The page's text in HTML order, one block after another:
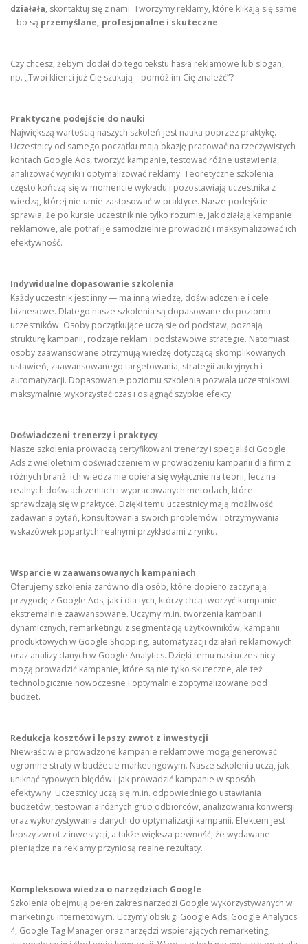
działała, skontaktuj się z nami. Tworzymy reklamy, które klikają się same
– bo są przemyślane, profesjonalne i skuteczne.
Czy chcesz, żebym dodał do tego tekstu hasła reklamowe lub slogan,
np. „Twoi klienci już Cię szukają – pomóż im Cię znaleźć”?
Praktyczne podejście do nauki
Największą wartością naszych szkoleń jest nauka poprzez praktykę.
Uczestnicy od samego początku mają okazję pracować na rzeczywistych
kontach Google Ads, tworzyć kampanie, testować różne ustawienia,
analizować wyniki i optymalizować reklamy. Teoretyczne szkolenia
często kończą się w momencie wykładu i pozostawiają uczestnika z
wiedzą, której nie umie zastosować w praktyce. Nasze podejście
sprawia, że po kursie uczestnik nie tylko rozumie, jak działają kampanie
reklamowe, ale potrafi je samodzielnie prowadzić i maksymalizować ich
efektywność.
Indywidualne dopasowanie szkolenia
Każdy uczestnik jest inny — ma inną wiedzę, doświadczenie i cele
biznesowe. Dlatego nasze szkolenia są dopasowane do poziomu
uczestników. Osoby początkujące uczą się od podstaw, poznają
strukturę kampanii, rodzaje reklam i podstawowe strategie. Natomiast
osoby zaawansowane otrzymują wiedzę dotyczącą skomplikowanych
ustawień, zaawansowanego targetowania, strategii aukcyjnych i
automatyzacji. Dopasowanie poziomu szkolenia pozwala uczestnikowi
maksymalnie wykorzystać czas i osiągnąć szybkie efekty.
Doświadczeni trenerzy i praktycy
Nasze szkolenia prowadzą certyfikowani trenerzy i specjaliści Google
Ads z wieloletnim doświadczeniem w prowadzeniu kampanii dla firm z
różnych branż. Ich wiedza nie opiera się wyłącznie na teorii, lecz na
realnych doświadczeniach i wypracowanych metodach, które
sprawdzają się w praktyce. Dzięki temu uczestnicy mają możliwość
zadawania pytań, konsultowania swoich problemów i otrzymywania
wskazówek popartych realnymi przykładami z rynku.
Wsparcie w zaawansowanych kampaniach
Oferujemy szkolenia zarówno dla osób, które dopiero zaczynają
przygodę z Google Ads, jak i dla tych, którzy chcą tworzyć kampanie
ekstremalnie zaawansowane. Uczymy m.in. tworzenia kampanii
dynamicznych, remarketingu z segmentacją użytkowników, kampanii
produktowych w Google Shopping, automatyzacji działań reklamowych
oraz analizy danych w Google Analytics. Dzięki temu nasi uczestnicy
mogą prowadzić kampanie, które są nie tylko skuteczne, ale też
technologicznie nowoczesne i optymalnie zoptymalizowane pod
budżet.
Redukcja kosztów i lepszy zwrot z inwestycji
Niewłaściwie prowadzone kampanie reklamowe mogą generować
ogromne straty w budżecie marketingowym. Nasze szkolenia uczą, jak
uniknąć typowych błędów i jak prowadzić kampanie w sposób
efektywny. Uczestnicy uczą się m.in. odpowiedniego ustawiania
budżetów, testowania różnych grup odbiorców, analizowania konwersji
oraz wykorzystywania danych do optymalizacji kampanii. Efektem jest
lepszy zwrot z inwestycji, a także większa pewność, że wydawane
pieniądze na reklamy przyniosą realne rezultaty.
Kompleksowa wiedza o narzędziach Google
Szkolenia obejmują pełen zakres narzędzi Google wykorzystywanych w
marketingu internetowym. Uczymy obsługi Google Ads, Google Analytics
4, Google Tag Manager oraz narzędzi wspierających remarketing,